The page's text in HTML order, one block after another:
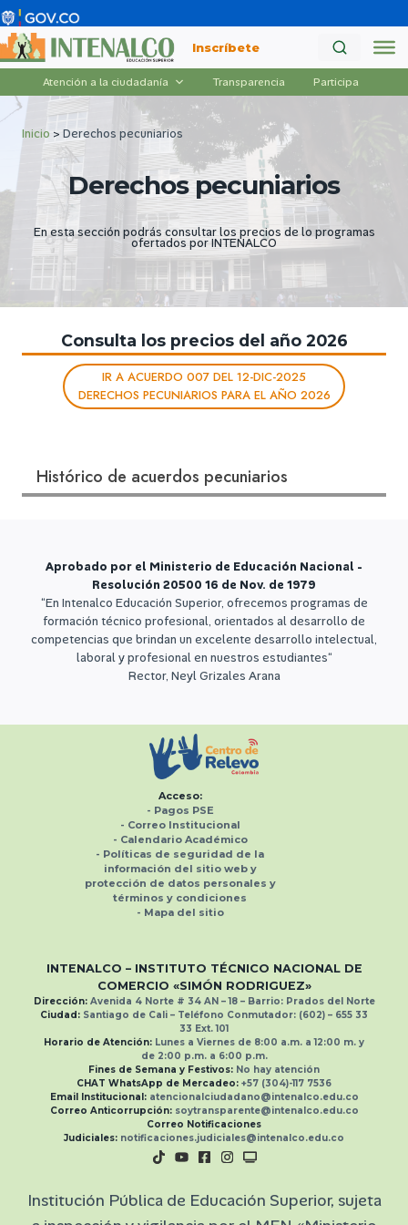
Saltar
al
contenido
Inscríbete
Atención a la ciudadanía Transparencia Participa
Inicio > Derechos pecuniarios
Derechos pecuniarios
En esta sección podrás consultar los precios de lo programas
ofertados por INTENALCO
Consulta los precios del año 2026
IR A ACUERDO 007 DEL 12-DIC-2025
DERECHOS PECUNIARIOS PARA EL AÑO 2026
Histórico de acuerdos pecuniarios
Aprobado por el Ministerio de Educación Nacional -
Resolución 20500 16 de Nov. de 1979
“En Intenalco Educación Superior, ofrecemos programas de
formación técnico profesional, orientados al desarrollo de
competencias que brindan un excelente desarrollo intelectual,
laboral y profesional en nuestros estudiantes“
Rector, Neyl Grizales Arana
Acceso:
- Pagos PSE
- Correo Institucional
- Calendario Académico
- Políticas de seguridad de la
información del sitio web y
protección de datos personales y
términos y condiciones
- Mapa del sitio
INTENALCO – INSTITUTO TÉCNICO NACIONAL DE
COMERCIO «SIMÓN RODRIGUEZ»
Dirección:Avenida 4 Norte # 34 AN – 18 – Barrio: Prados del Norte
Ciudad: Santiago de Cali – Teléfono Conmutador: (602) – 655 33
33 Ext.101
Horario de Atención: Lunes a Viernes de 8:00 a.m. a 12:00 m. y
de 2:00 p.m. a 6:00 p.m.
Fines de Semana y Festivos: No hay atención
CHAT WhatsApp de Mercadeo: +57 (304)-117 7536
Email Institucional: atencionalciudadano@intenalco.edu.co
Correo Anticorrupción: soytransparente@intenalco.edu.co
Correo Notificaciones
Judiciales: notificaciones.judiciales@intenalco.edu.co
Institución Pública de Educación Superior, sujeta